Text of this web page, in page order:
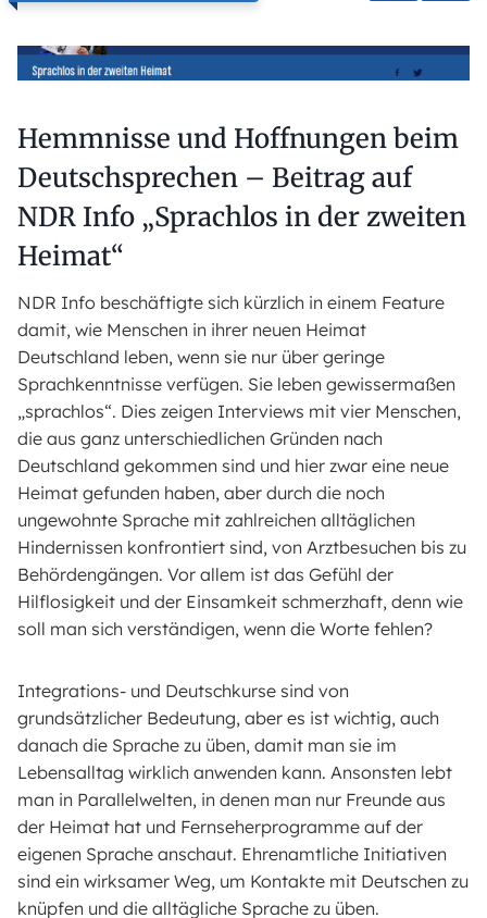
Hemmnisse und Hoffnungen beim
Deutschsprechen – Beitrag auf
NDR Info „Sprachlos in der zweiten
Heimat“
NDR Info beschäftigte sich kürzlich in einem Feature
damit, wie Menschen in ihrer neuen Heimat
Deutschland leben, wenn sie nur über geringe
Sprachkenntnisse verfügen. Sie leben gewissermaßen
„sprachlos“. Dies zeigen Interviews mit vier Menschen,
die aus ganz unterschiedlichen Gründen nach
Deutschland gekommen sind und hier zwar eine neue
Heimat gefunden haben, aber durch die noch
ungewohnte Sprache mit zahlreichen alltäglichen
Hindernissen konfrontiert sind, von Arztbesuchen bis zu
Behördengängen. Vor allem ist das Gefühl der
Hilflosigkeit und der Einsamkeit schmerzhaft, denn wie
soll man sich verständigen, wenn die Worte fehlen?
Integrations- und Deutschkurse sind von
grundsätzlicher Bedeutung, aber es ist wichtig, auch
danach die Sprache zu üben, damit man sie im
Lebensalltag wirklich anwenden kann. Ansonsten lebt
man in Parallelwelten, in denen man nur Freunde aus
der Heimat hat und Fernseherprogramme auf der
eigenen Sprache anschaut. Ehrenamtliche Initiativen
sind ein wirksamer Weg, um Kontakte mit Deutschen zu
knüpfen und die alltägliche Sprache zu üben.